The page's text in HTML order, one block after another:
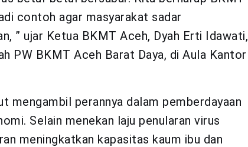
contoh agar masyarakat sadar
” ujar Ketua BKMT Aceh, Dyah Erti Idawati,
PW BKMT Aceh Barat Daya, di Aula Kantor
mengambil perannya dalam pemberdayaan
Selain menekan laju penularan virus
meningkatkan kapasitas kaum ibu dan